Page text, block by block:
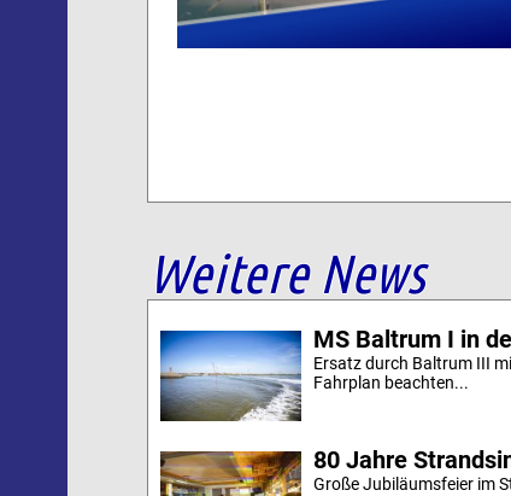
Weitere News
MS Baltrum I in
Ersatz durch Baltrum III
Fahrplan beachten...
80 Jahre
Große Jubiläumsfeier im